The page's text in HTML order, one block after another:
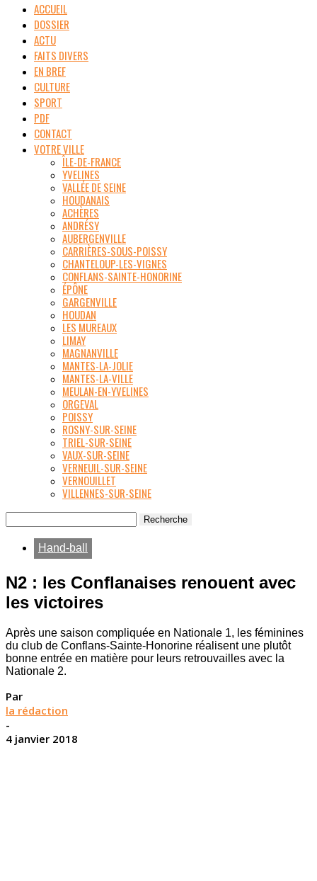
ACCUEIL
DOSSIER
ACTU
FAITS DIVERS
EN BREF
CULTURE
SPORT
PDF
CONTACT
VOTRE VILLE
ÎLE-DE-FRANCE
YVELINES
VALLÉE DE SEINE
HOUDANAIS
ACHÈRES
ANDRÉSY
AUBERGENVILLE
CARRIÈRES-SOUS-POISSY
CHANTELOUP-LES-VIGNES
CONFLANS-SAINTE-HONORINE
ÉPÔNE
GARGENVILLE
HOUDAN
LES MUREAUX
LIMAY
MAGNANVILLE
MANTES-LA-JOLIE
MANTES-LA-VILLE
MEULAN-EN-YVELINES
ORGEVAL
POISSY
ROSNY-SUR-SEINE
TRIEL-SUR-SEINE
VAUX-SUR-SEINE
VERNEUIL-SUR-SEINE
VERNOUILLET
VILLENNES-SUR-SEINE
Hand-ball
N2 : les Conflanaises renouent avec
les victoires
Après une saison compliquée en Nationale 1, les féminines
du club de Conflans-Sainte-Honorine réalisent une plutôt
bonne entrée en matière pour leurs retrouvailles avec la
Nationale 2.
Par
la rédaction
-
4 janvier 2018